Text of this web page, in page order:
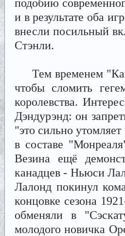
подобию
и в результате оба
внесли посильный
Стэнли.
Тем временем
чтобы сломить
королевства.
Дэндурэнд: он
"это сильно
в составе
Везина ещё
канадцев - Ньюси
Лалонд покинул
концовке сезона
обменяли в
молодого новичка